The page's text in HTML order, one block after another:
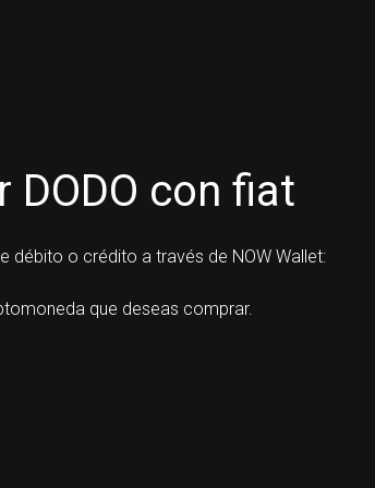
DODO con fiat
débito o crédito a través de NOW Wallet:
que deseas comprar.